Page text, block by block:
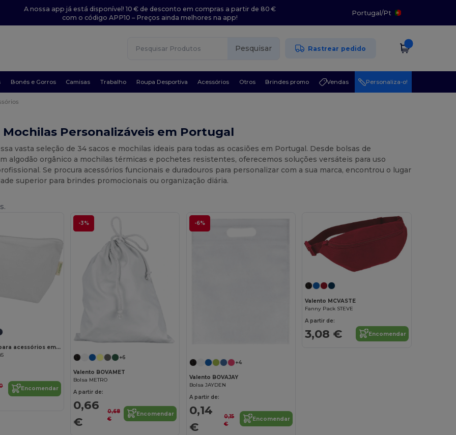
A nossa app já está disponível! 10 € de desconto em compras a partir de 80 €
com o código APP10 – Preços ainda melhores na app!
Portugal/Pt
Pesquisar Rastrear pedido
Bonés e Gorros Camisas Trabalho Roupa Desportiva Acessórios Otros Brindes promo Vendas Personaliza-o!
Mochilas Personalizáveis em Portugal
vasta seleção de 34 sacos e mochilas ideais para todas as ocasiões em Portugal. Desde bolsas de
algodão orgânico a mochilas térmicas e pochetes resistentes, oferecemos soluções versáteis para uso
Se procura acessórios funcionais e duradouros para personalizar com a sua marca, encontrou o lugar
superior para brindes promocionais ou organização diária.
Bolsa grande para acessórios em material de produção biológica de 3 L e OCS de 180 g/m² "Odisha"
Encomendar
-3%
+6
Valento BOVAMET
Bolsa METRO
A partir de:
0,66
€
0,68
€
Encomendar
-6%
+4
Valento BOVAJAY
Bolsa JAYDEN
A partir de:
0,14
€
0,15
€
Encomendar
Valento MCVASTE
Fanny Pack STEVE
A partir de:
3,08 € Encomendar